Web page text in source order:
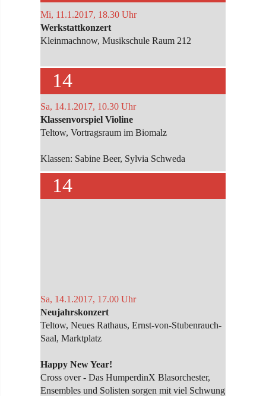
Mi, 11.1.2017, 18.30 Uhr
Werkstattkonzert
Kleinmachnow, Musikschule Raum 212
14
Sa, 14.1.2017, 10.30 Uhr
Klassenvorspiel Violine
Teltow, Vortragsraum im Biomalz
Klassen: Sabine Beer, Sylvia Schweda
14
Sa, 14.1.2017, 17.00 Uhr
Neujahrskonzert
Teltow, Neues Rathaus, Ernst-von-Stubenrauch-
Saal, Marktplatz
Happy New Year!
Cross over - Das HumperdinX Blasorchester,
Ensembles und Solisten sorgen mit viel Schwung